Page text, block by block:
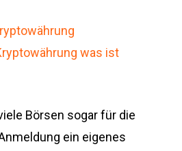
was ist
Börsen sogar für die
ein eigenes